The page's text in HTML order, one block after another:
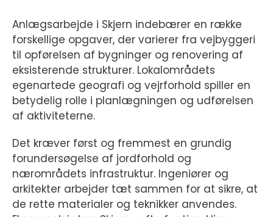
Anlægsarbejde i Skjern indebærer en række
forskellige opgaver, der varierer fra vejbyggeri
til opførelsen af bygninger og renovering af
eksisterende strukturer. Lokalområdets
egenartede geografi og vejrforhold spiller en
betydelig rolle i planlægningen og udførelsen
af aktiviteterne.
Det kræver først og fremmest en grundig
forundersøgelse af jordforhold og
nærområdets infrastruktur. Ingeniører og
arkitekter arbejder tæt sammen for at sikre, at
de rette materialer og teknikker anvendes.